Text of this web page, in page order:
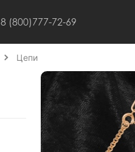
8 (800)777-72-69
Цепи